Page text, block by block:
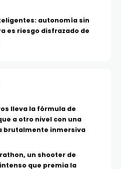
autonomía sin
es riesgo disfrazado de
lleva la fórmula de
a otro nivel con una
brutalmente inmersiva
un shooter de
que premia la